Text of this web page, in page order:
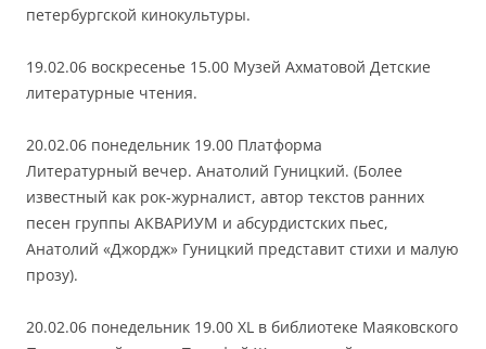
петербургской кинокультуры.
19.02.06 воскресенье 15.00 Музей Ахматовой Детские
литературные чтения.
20.02.06 понедельник 19.00 Платформа
Литературный вечер. Анатолий Гуницкий. (Более
известный как рок-журналист, автор текстов ранних
песен группы АКВАРИУМ и абсурдистских пьес,
Анатолий «Джордж» Гуницкий представит стихи и малую
прозу).
20.02.06 понедельник 19.00 XL в библиотеке Маяковского